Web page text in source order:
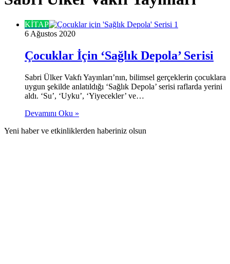
KİTAP
6 Ağustos 2020
Çocuklar İçin ‘Sağlık Depola’ Serisi
Sabri Ülker Vakfı Yayınları’nın, bilimsel gerçeklerin çocuklara
uygun şekilde anlatıldığı ‘Sağlık Depola’ serisi raflarda yerini
aldı. ‘Su’, ‘Uyku’, ‘Yiyecekler’ ve…
Devamını Oku »
Yeni haber ve etkinliklerden haberiniz olsun